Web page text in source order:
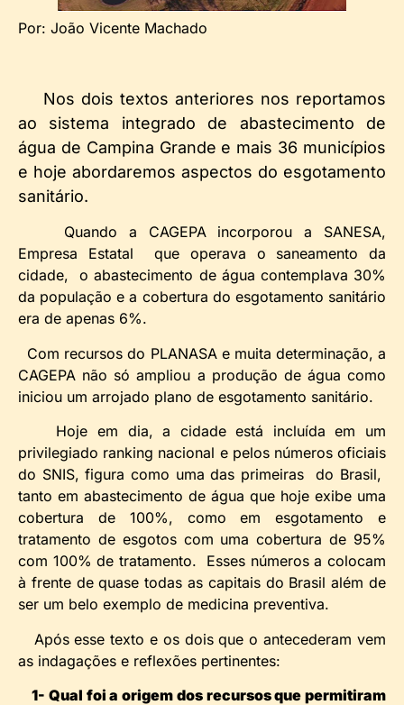
Por: João Vicente Machado
Nos dois textos anteriores nos reportamos
ao sistema integrado de abastecimento de
água de Campina Grande e mais 36 municípios
e hoje abordaremos aspectos do esgotamento
sanitário.
Quando a CAGEPA incorporou a SANESA,
Empresa Estatal que operava o saneamento da
cidade, o abastecimento de água contemplava 30%
da população e a cobertura do esgotamento sanitário
era de apenas 6%.
Com recursos do PLANASA e muita determinação, a
CAGEPA não só ampliou a produção de água como
iniciou um arrojado plano de esgotamento sanitário.
Hoje em dia, a cidade está incluída em um
privilegiado ranking nacional e pelos números oficiais
do SNIS, figura como uma das primeiras do Brasil,
tanto em abastecimento de água que hoje exibe uma
cobertura de 100%, como em esgotamento e
tratamento de esgotos com uma cobertura de 95%
com 100% de tratamento. Esses números a colocam
à frente de quase todas as capitais do Brasil além de
ser um belo exemplo de medicina preventiva.
Após esse texto e os dois que o antecederam vem
as indagações e reflexões pertinentes:
1- Qual foi a origem dos recursos que permitiram